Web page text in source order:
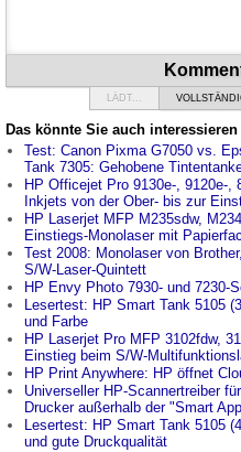
LÄDT...
Das könnte Sie auch interessieren
Test: Canon Pixma G7050 vs.
Tank 7305: Gehobene
HP Officejet Pro 9130e-, 9120e-,
Inkjets von der Ober- bis zur
HP Laserjet MFP M235sdw,
Einstiegs-Monolaser mit
Test 2008: Monolaser von
S/W-Laser-Quintett
HP Envy Photo 7930- und 7230-
Lesertest: HP Smart Tank 5105
und Farbe
HP Laserjet Pro MFP 3102fdw,
Einstieg beim S/W-
HP Print Anywhere: HP öffnet
Universeller HP-Scannertreiber
Drucker außerhalb der "Smart
Lesertest: HP Smart Tank 5105
und gute Druckqualität